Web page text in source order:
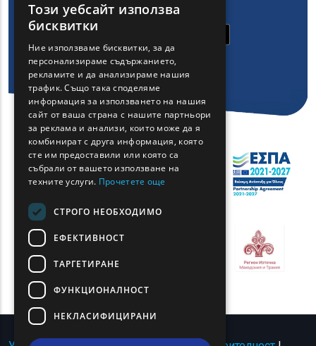
ENGLISH
FRENCH
ROMANIAN
TURKISH
Този уебсайт използва
бисквитки
Ние използваме бисквитки, за да
персонализираме съдържанието,
рекламите и да анализираме нашия
трафик. Също така споделяме
информация за използването на нашия
сайт от ваша страна с нашите партньори
за реклама и анализи, които може да я
комбинират с друга информация, която
сте им предоставили или която са
събрали от вашето използване на
техните услуги. Прочетете още
СТРОГО НЕОБХОДИМО
ЕФЕКТИВНОСТ
ТАРГЕТИРАНЕ
ФУНКЦИОНАЛНОСТ
НЕКЛАСИФИЦИРАНИ